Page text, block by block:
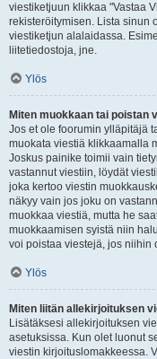
viestiketjuun klikkaa "Vastaa
rekisteröitymisen. Lista sinun
viestiketjun alalaidassa.
liitetiedostoja, jne.
Ylös
Miten muokkaan tai poistan
Jos et ole foorumin ylläpitäjä
muokata viestiä klikkaamalla
Joskus painike toimii vain
vastannut viestiin, löydät
joka kertoo viestin
näkyy vain jos joku on
muokkaa viestiä, mutta he
muokkaamisen syistä niin
voi poistaa viestejä, jos niihin
Ylös
Miten liitän allekirjoituksen
Lisätäksesi allekirjoituksen
asetuksissa. Kun olet luonut
viestin kirjoituslomakkeessa.